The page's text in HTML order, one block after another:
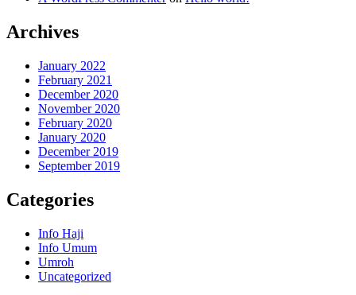
Archives
January 2022
February 2021
December 2020
November 2020
February 2020
January 2020
December 2019
September 2019
Categories
Info Haji
Info Umum
Umroh
Uncategorized